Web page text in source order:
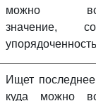
можно
значение,
упорядоченность
Ищет
куда можно